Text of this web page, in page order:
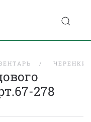
ЧЕРЕНКИ
278